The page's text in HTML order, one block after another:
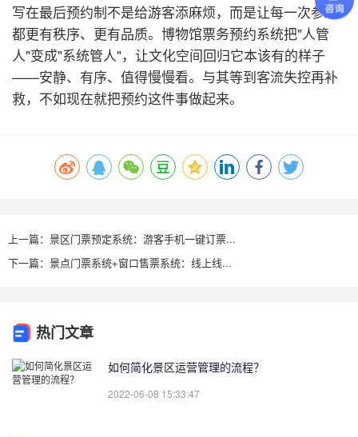
写在最后预约制不是给游客添麻烦，而是让每一次参观
都更有秩序、更有品质。博物馆票务预约系统把"人管
人"变成"系统管人"，让文化空间回归它本该有的样子
——安静、有序、值得慢慢看。与其等到客流失控再补
救，不如现在就把预约这件事做起来。
上一篇：景区门票预定系统：游客手机一键订票...
下一篇：景点门票系统+窗口售票系统：线上线...
热门文章
如何简化景区运营管理的流程？
2022-06-08 15:33:47